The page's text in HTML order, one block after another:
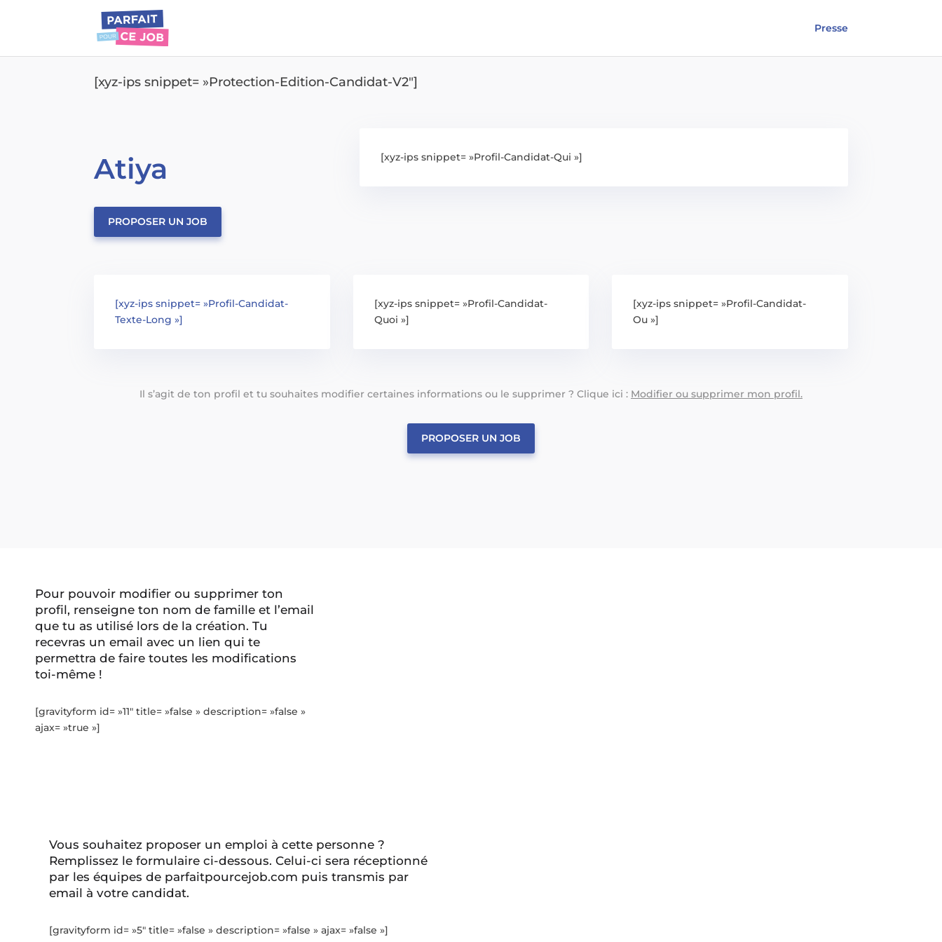
Presse
[xyz-ips snippet= »Protection-Edition-Candidat-V2″]
Atiya
PROPOSER UN JOB
[xyz-ips snippet= »Profil-Candidat-Qui »]
[xyz-ips snippet= »Profil-Candidat-
Texte-Long »]
[xyz-ips snippet= »Profil-Candidat-
Quoi »]
[xyz-ips snippet= »Profil-Candidat-
Ou »]
Il s’agit de ton profil et tu souhaites modifier certaines informations ou le supprimer ? Clique ici : Modifier ou supprimer mon profil.
PROPOSER UN JOB
Pour pouvoir modifier ou supprimer ton
profil, renseigne ton nom de famille et l’email
que tu as utilisé lors de la création. Tu
recevras un email avec un lien qui te
permettra de faire toutes les modifications
toi-même !
[gravityform id= »11″ title= »false » description= »false »
ajax= »true »]
Vous souhaitez proposer un emploi à cette personne ?
Remplissez le formulaire ci-dessous. Celui-ci sera réceptionné
par les équipes de parfaitpourcejob.com puis transmis par
email à votre candidat.
[gravityform id= »5″ title= »false » description= »false » ajax= »false »]